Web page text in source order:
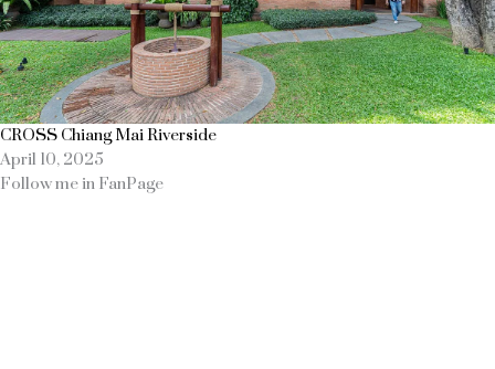
CROSS Chiang Mai Riverside
April 10, 2025
Follow me in FanPage